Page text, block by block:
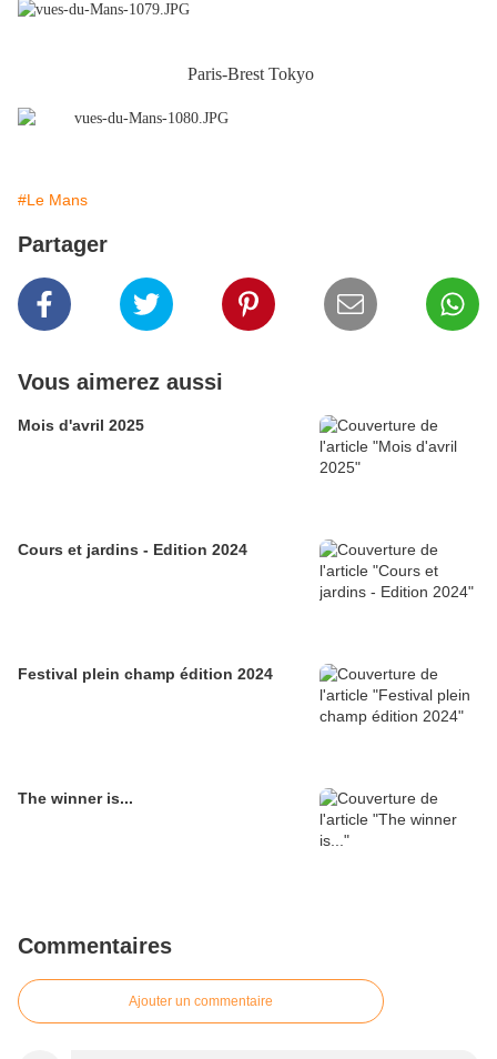
Paris-Brest Tokyo
#Le Mans
Partager
Vous aimerez aussi
Mois d'avril 2025
Cours et jardins - Edition 2024
Festival plein champ édition 2024
The winner is...
Commentaires
Ajouter un commentaire